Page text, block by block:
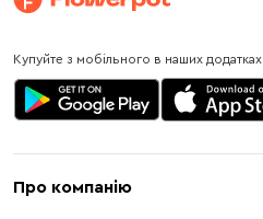
Купуйте з мобільного в наших додатках
Про компанію